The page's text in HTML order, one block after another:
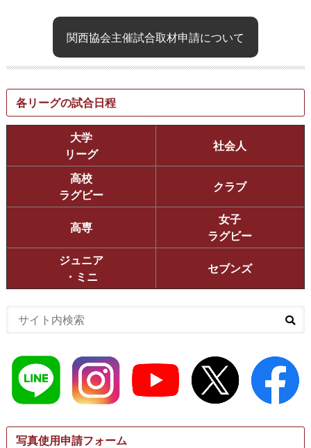
関西協会主催試合取材申請について
各リーグの試合日程
大学
リーグ
社会人
高校
ラグビー
クラブ
高専
女子
ラグビー
ジュニア
・ミニ
セブンズ
写真使用申請フォーム